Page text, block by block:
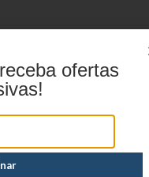
ofertas